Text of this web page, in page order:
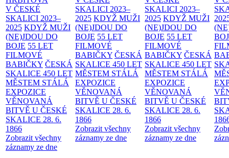
V ČESKÉ
SKALICI 2023–
2025 KDYŽ MUŽI
(NE)JDOU DO
BOJE 55 LET
FILMOVÉ
BABIČKY ČESKÁ
SKALICE 450 LET
MĚSTEM STÁLÁ
EXPOZICE
VĚNOVANÁ
BITVĚ U ČESKÉ
SKALICE 28. 6.
1866
Zobrazit všechny
záznamy ze dne
SKALICI 2023–
2025 KDYŽ MUŽI
(NE)JDOU DO
BOJE 55 LET
FILMOVÉ
BABIČKY ČESKÁ
SKALICE 450 LET
MĚSTEM STÁLÁ
EXPOZICE
VĚNOVANÁ
BITVĚ U ČESKÉ
SKALICE 28. 6.
1866
Zobrazit všechny
záznamy ze dne
SKALICI 2023–
2025 KDYŽ MUŽI
(NE)JDOU DO
BOJE 55 LET
FILMOVÉ
BABIČKY ČESKÁ
SKALICE 450 LET
MĚSTEM STÁLÁ
EXPOZICE
VĚNOVANÁ
BITVĚ U ČESKÉ
SKALICE 28. 6.
1866
Zobrazit všechny
záznamy ze dne